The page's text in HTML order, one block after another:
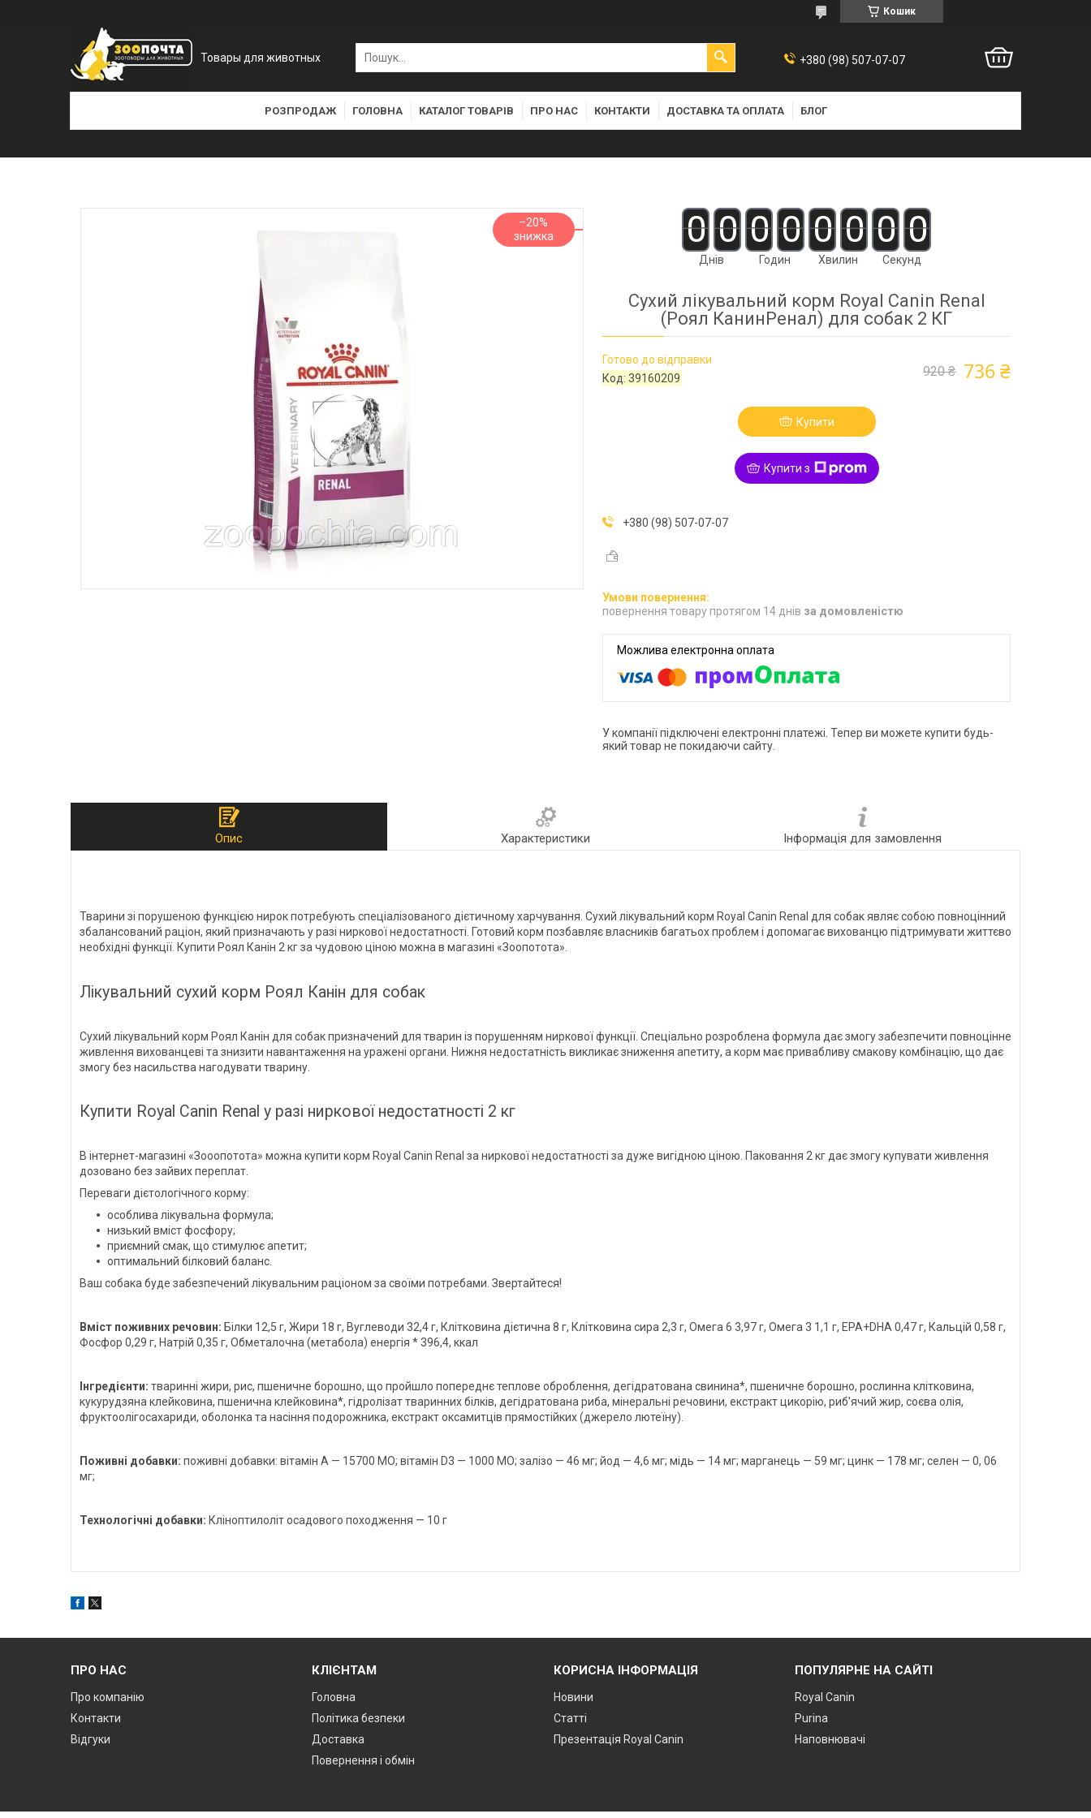
Кошик
Товары для животных +380 (98) 507-07-07
РОЗПРОДАЖ ГОЛОВНА КАТАЛОГ ТОВАРІВ ПРО НАС КОНТАКТИ ДОСТАВКА ТА ОПЛАТА БЛОГ
–20% 0 0
Днів
0 0
Годин
0 0
Хвилин
0 0
Секунд
Сухий лікувальний корм Royal Canin Renal
(Роял КанинРенал) для собак 2 КГ
Готово до відправки
Код:39160209 920 ₴ 736 ₴
Купити
Купити з
+380 (98) 507-07-07
повернення товару протягом 14 днів за домовленістю
У компанії підключені електронні платежі. Тепер ви можете купити будь-
який товар не покидаючи сайту.
Опис Характеристики Інформація для замовлення
Тварини зі порушеною функцією нирок потребують спеціалізованого дієтичному харчування. Сухий лікувальний корм Royal Canin Renal для собак являє собою повноцінний
збалансований раціон, який призначають у разі ниркової недостатності. Готовий корм позбавляє власників багатьох проблем і допомагає вихованцю підтримувати життєво
необхідні функції. Купити Роял Канін 2 кг за чудовою ціною можна в магазині «Зоопотота».
Лікувальний сухий корм Роял Канін для собак
Сухий лікувальний корм Роял Канін для собак призначений для тварин із порушенням ниркової функції. Спеціально розроблена формула дає змогу забезпечити повноцінне
живлення вихованцеві та знизити навантаження на уражені органи. Нижня недостатність викликає зниження апетиту, а корм має привабливу смакову комбінацію, що дає
змогу без насильства нагодувати тварину.
Купити Royal Canin Renal у разі ниркової недостатності 2 кг
В інтернет-магазині «Зооопотота» можна купити корм Royal Canin Renal за ниркової недостатності за дуже вигідною ціною. Паковання 2 кг дає змогу купувати живлення
дозовано без зайвих переплат.
Переваги дієтологічного корму:
особлива лікувальна формула;
низький вміст фосфору;
приємний смак, що стимулює апетит;
оптимальний білковий баланс.
Ваш собака буде забезпечений лікувальним раціоном за своїми потребами. Звертайтеся!
Вміст поживних речовин: Білки 12,5 г, Жири 18 г, Вуглеводи 32,4 г, Клітковина дієтична 8 г, Клітковина сира 2,3 г, Омега 6 3,97 г, Омега 3 1,1 г, EPA+DHA 0,47 г, Кальцій 0,58 г,
Фосфор 0,29 г, Натрій 0,35 г, Обметалочна (метабола) енергія * 396,4, ккал
Інгредієнти: тваринні жири, рис, пшеничне борошно, що пройшло попереднє теплове оброблення, дегідратована свинина*, пшеничне борошно, рослинна клітковина,
кукурудзяна клейковина, пшенична клейковина*, гідролізат тваринних білків, дегідратована риба, мінеральні речовини, екстракт цикорію, риб'ячий жир, соєва олія,
фруктоолігосахариди, оболонка та насіння подорожника, екстракт оксамитців прямостійких (джерело лютеїну).
Поживні добавки: поживні добавки: вітамін А — 15700 МО; вітамін D3 — 1000 МО; залізо — 46 мг; йод — 4,6 мг; мідь — 14 мг; марганець — 59 мг; цинк — 178 мг; селен — 0, 06
мг;
Технологічні добавки: Кліноптилоліт осадового походження — 10 г
ПРО НАС
Про компанію
Контакти
Відгуки
КЛІЄНТАМ
Головна
Політика безпеки
Доставка
Повернення і обмін
КОРИСНА ІНФОРМАЦІЯ
Новини
Статті
Презентація Royal Canin
ПОПУЛЯРНЕ НА САЙТІ
Royal Canin
Purina
Наповнювачі